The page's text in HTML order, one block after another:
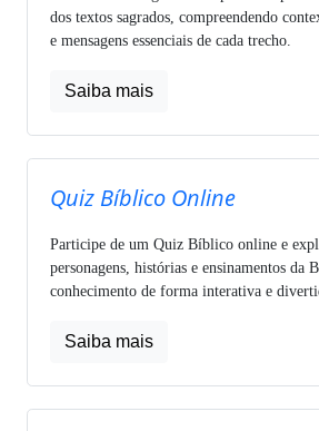
dos textos sagrados, compreendendo
e mensagens essenciais de cada trecho.
Saiba mais
Quiz Bíblico Online
Participe de um Quiz Bíblico online e
personagens, histórias e ensinamentos da
conhecimento de forma interativa e
Saiba mais